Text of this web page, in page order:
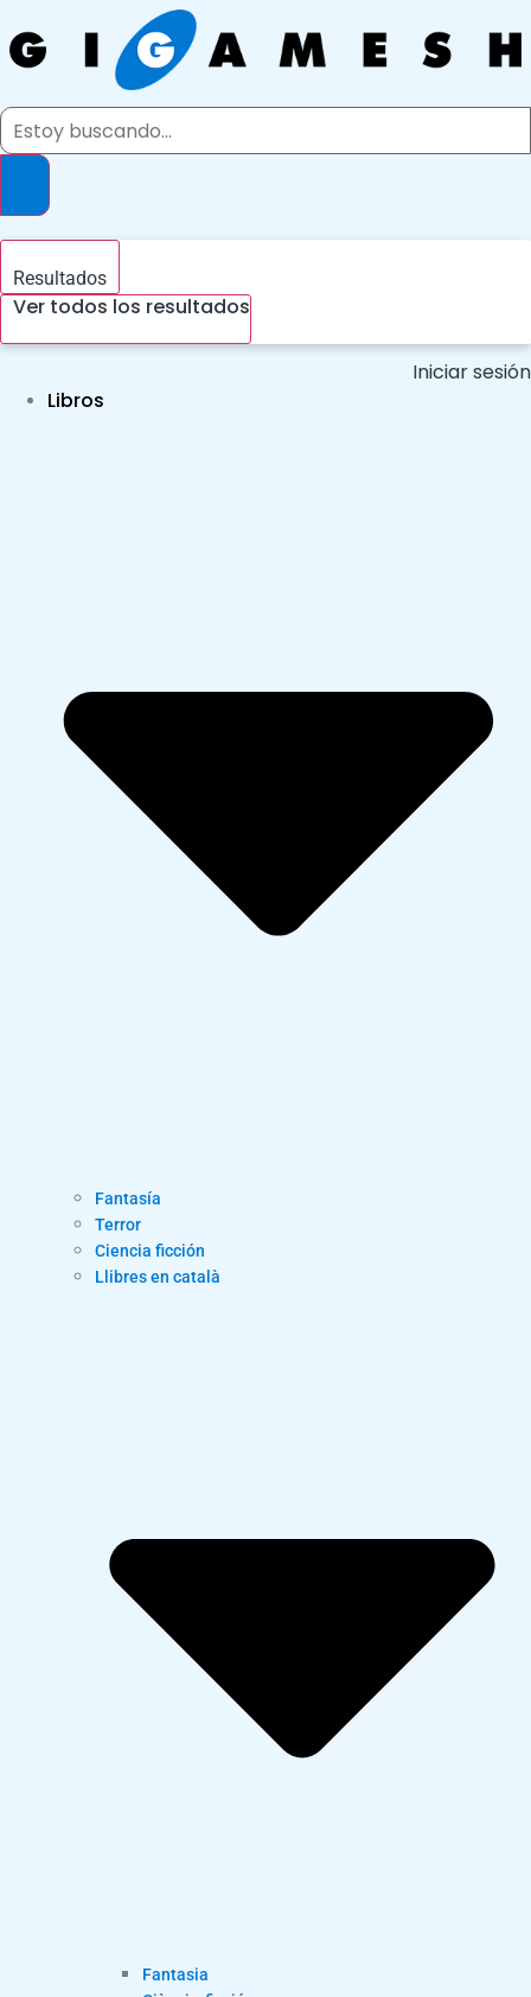
al
contenido
Search
Resultados
Ver todos los resultados
Iniciar sesión
Libros
Fantasía
Terror
Ciencia ficción
Llibres en català
Fantasia